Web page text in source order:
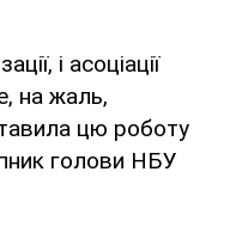
і асоціації
на жаль,
цю роботу
голови НБУ